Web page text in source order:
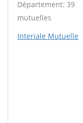
Département: 39
mutuelles
Interiale Mutuelle